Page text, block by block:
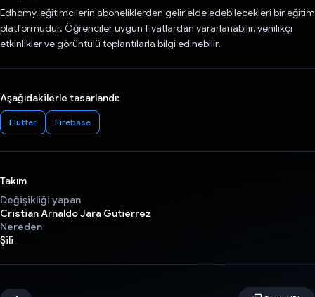
Edhomy, eğitimcilerin aboneliklerden gelir elde edebilecekleri bir eğitim
platformudur. Öğrenciler uygun fiyatlardan yararlanabilir, yenilikçi
etkinlikler ve görüntülü toplantılarla bilgi edinebilir.
Aşağıdakilerle tasarlandı:
Flutter Firebase
Takım
Değişikliği yapan
Cristian Arnaldo Jara Gutierrez
Nereden
Şili